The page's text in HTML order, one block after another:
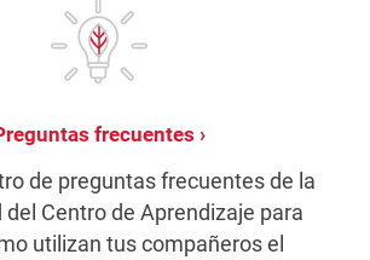
frecuentes
de preguntas frecuentes de la
Centro de Aprendizaje para
utilizan tus compañeros el